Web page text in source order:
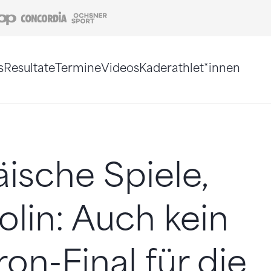
Coop Concordia
ResultateTermineVideosKaderathlet*innen
Spiele,
Auch kein
Final für die